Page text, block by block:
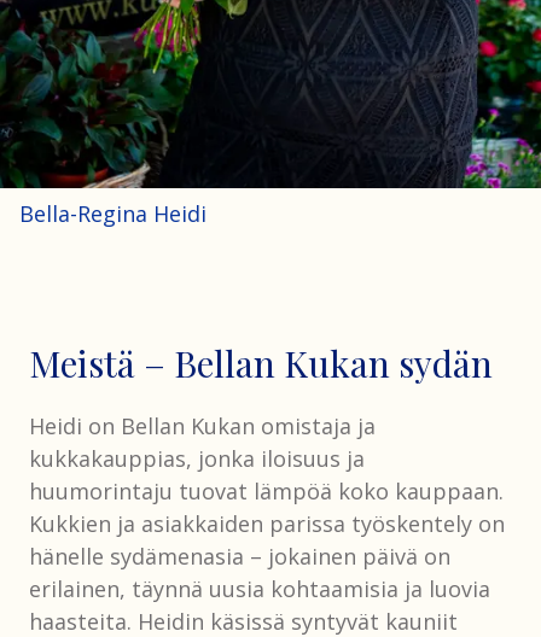
Bella-Regina Heidi
Meistä – Bellan Kukan sydän
Heidi on Bellan Kukan omistaja ja
kukkakauppias, jonka iloisuus ja
huumorintaju tuovat lämpöä koko kauppaan.
Kukkien ja asiakkaiden parissa työskentely on
hänelle sydämenasia – jokainen päivä on
erilainen, täynnä uusia kohtaamisia ja luovia
haasteita. Heidin käsissä syntyvät kauniit